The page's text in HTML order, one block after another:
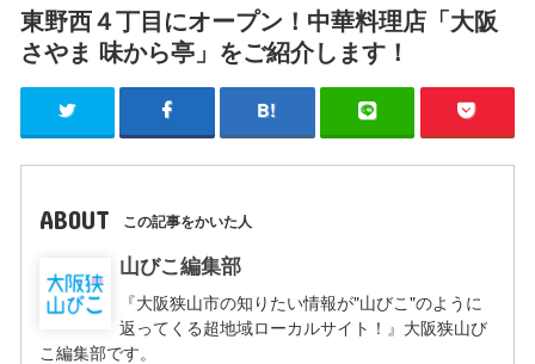
東野西４丁目にオープン！中華料理店「大阪
さやま 味から亭」をご紹介します！
ABOUT この記事をかいた人
山びこ編集部
『大阪狭山市の知りたい情報が"山びこ"のように
返ってくる超地域ローカルサイト！』大阪狭山び
こ編集部です。